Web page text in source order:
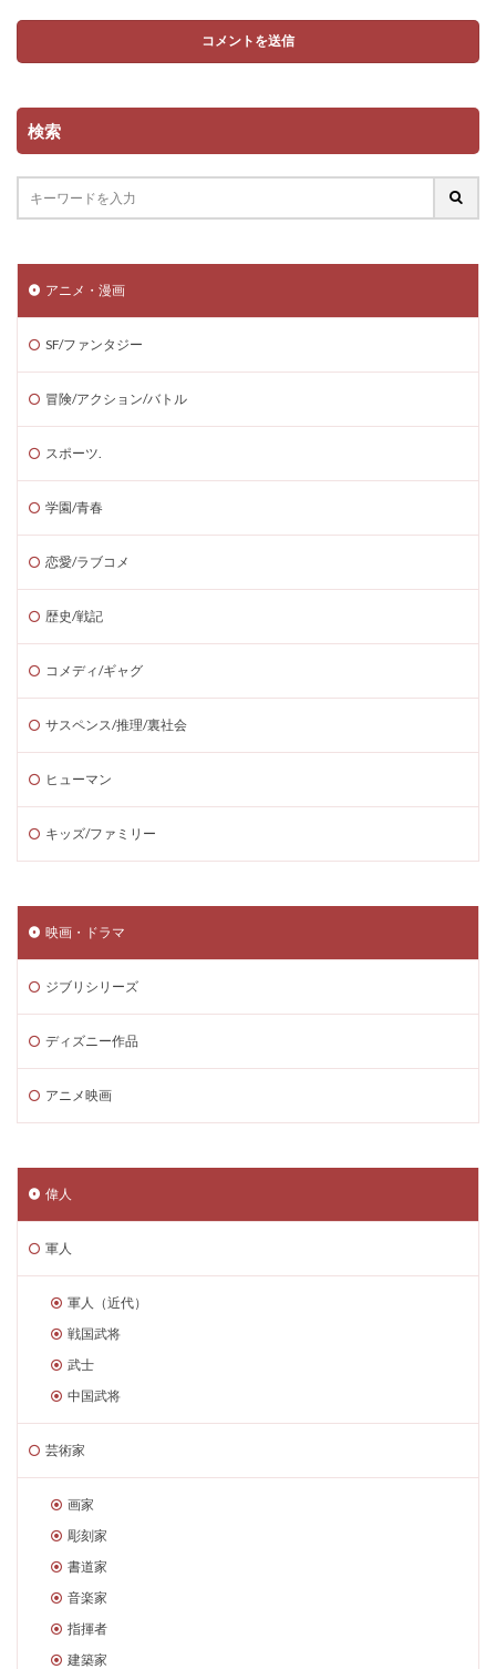
検索
アニメ・漫画
SF/ファンタジー
冒険/アクション/バトル
スポーツ.
学園/青春
恋愛/ラブコメ
歴史/戦記
コメディ/ギャグ
サスペンス/推理/裏社会
ヒューマン
キッズ/ファミリー
映画・ドラマ
ジブリシリーズ
ディズニー作品
アニメ映画
偉人
軍人
軍人（近代）
戦国武将
武士
中国武将
芸術家
画家
彫刻家
書道家
音楽家
指揮者
建築家